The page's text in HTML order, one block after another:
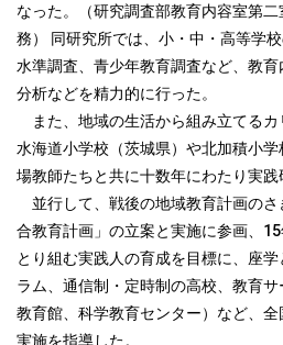
なった。（研究調査部教育内容室第
務） 同研究所では、小・中・高等学
水準調査、青少年教育調査など、教
分析などを精力的に行った。
また、地域の生活から組み立てるカ
水海道小学校（茨城県）や北加積小
場教師たちと共に十数年にわたり実践
並行して、戦後の地域教育計画のさ
合教育計画」の立案と実施に参画、
とり組む実践人の育成を目標に、座
ラム、通信制・定時制の高校、教育
教育館、科学教育センター）など、
実施を指導した。